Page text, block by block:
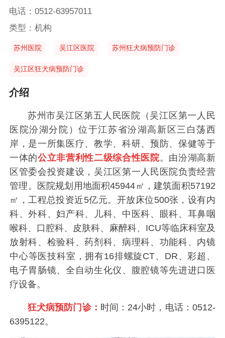
电话：0512-63957011
类型：机构
苏州医院 吴江区医院 苏州狂犬病预防门诊
吴江区狂犬病预防门诊
介绍
苏州市吴江区第五人民医院（吴江区第一人民
医院汾湖分院）位于江苏省汾湖高新区三白荡西
岸，是一所集医疗、教学、科研、预防、保健等于
一体的公立非营利性二级综合性医院。由汾湖高新
区管委会投资建设，吴江区第一人民医院负责经营
管理。医院规划用地面积45944㎡，建筑面积57192
㎡，工程总投资近5亿元。开放床位500张，设有内
科、外科、妇产科、儿科、中医科、眼科、耳鼻咽
喉科、口腔科、皮肤科、麻醉科、ICU等临床科室及
放射科、检验科、药剂科、病理科、功能科、内镜
中心等医技科室，拥有16排螺旋CT、DR、彩超、
电子胃肠镜、全自动生化仪、腹腔镜等先进进口医
疗设备。
狂犬病预防门诊： 时间：24小时，电话：0512-
6395122。